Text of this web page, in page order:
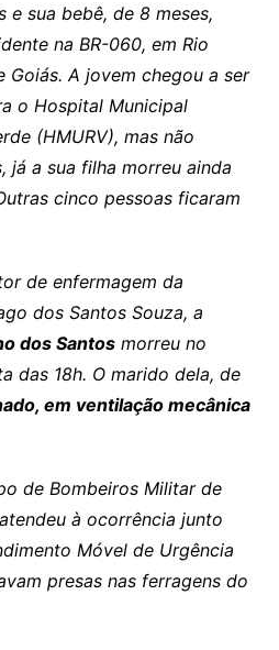
e sua bebê, de 8 meses,
na BR-060, em Rio
Goiás. A jovem chegou a ser
o Hospital Municipal
(HMURV), mas não
já a sua filha morreu ainda
cinco pessoas ficaram
de enfermagem da
dos Santos Souza, a
dos Santosmorreu no
das 18h. O marido dela, de
em ventilação mecânica
de Bombeiros Militar de
à ocorrência junto
Móvel de Urgência
presas nas ferragens do